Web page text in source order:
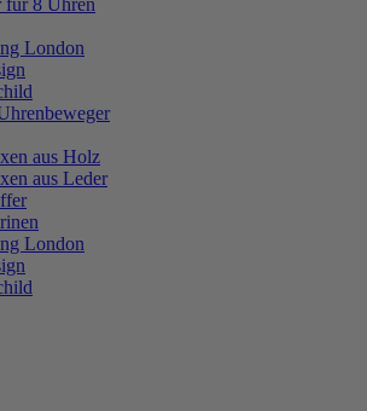
für 8 Uhren
London
aus Holz
aus Leder
London